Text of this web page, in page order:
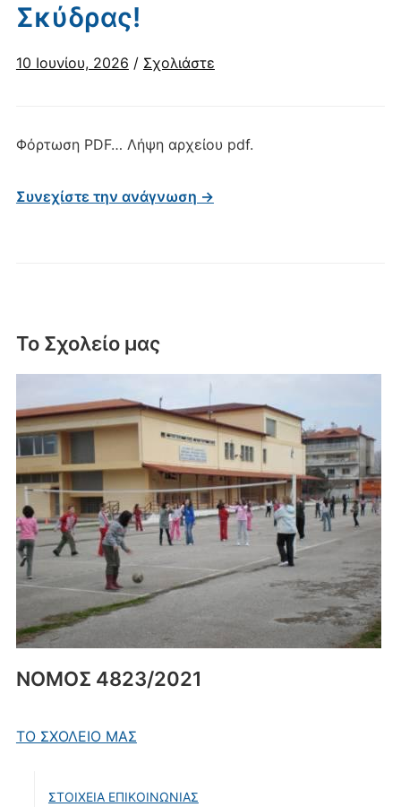
Το Σχολείο μας
ΝΟΜΟΣ 4823/2021
ΤΟ ΣΧΟΛΕΙΟ ΜΑΣ
ΣΤΟΙΧΕΙΑ ΕΠΙΚΟΙΝΩΝΙΑΣ
Σκύδρας!
10 Ιουνίου, 2026 / Σχολιάστε
Φόρτωση PDF… Λήψη αρχείου pdf.
Συνεχίστε την ανάγνωση →